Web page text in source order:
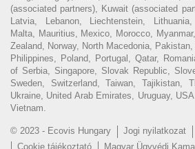
(associated partners), Kuwait (associated
Latvia, Lebanon, Liechtenstein,
Malta, Mauritius, Mexico, Morocco,
Zealand, Norway, North Macedonia,
Philippines, Poland, Portugal, Qatar,
of Serbia, Singapore, Slovak Republic,
Sweden, Switzerland, Taiwan, Tajikistan,
Ukraine, United Arab Emirates, Uruguay,
Vietnam.
© 2023 - Ecovis Hungary Jogi nyilatkozat
Cookie tájékoztató
Magyar Ügyvédi